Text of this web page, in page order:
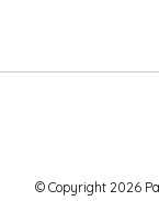
© Copyright 2026